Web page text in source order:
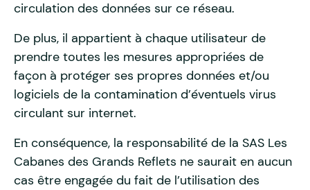
circulation des données sur ce réseau.
De plus, il appartient à chaque utilisateur de
prendre toutes les mesures appropriées de
façon à protéger ses propres données et/ou
logiciels de la contamination d’éventuels virus
circulant sur internet.
En conséquence, la responsabilité de la SAS Les
Cabanes des Grands Reflets ne saurait en aucun
cas être engagée du fait de l’utilisation des